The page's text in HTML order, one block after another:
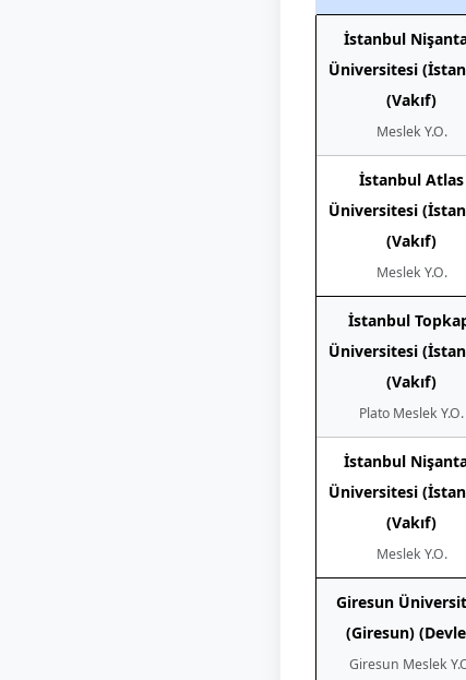
İstanbul
Üniversitesi
(Vakıf)
Meslek Y.O.
İstanbul Atlas
Üniversitesi
(Vakıf)
Meslek Y.O.
İstanbul
Üniversitesi
(Vakıf)
Plato Meslek Y.O.
İstanbul
Üniversitesi
(Vakıf)
Meslek Y.O.
Giresun
(Giresun)
Giresun Meslek